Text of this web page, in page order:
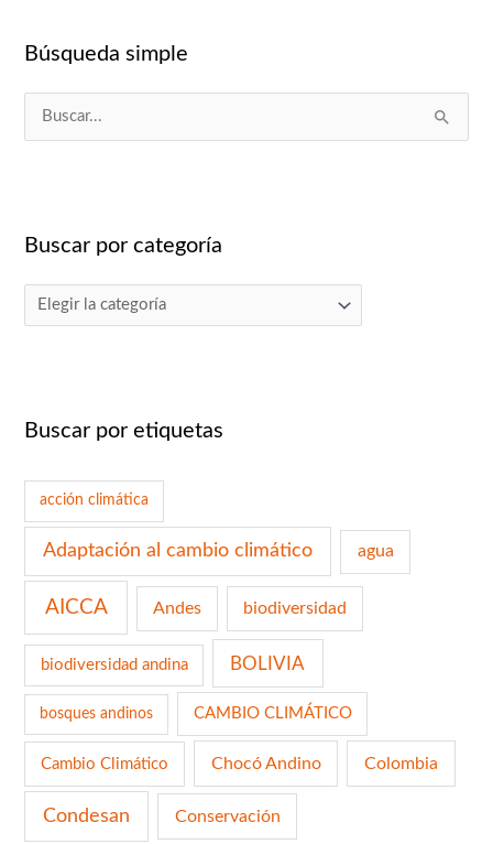
Búsqueda simple
a
r
Buscar por categoría
Buscar por etiquetas
acción climática
Adaptación al cambio climático agua
AICCA Andes biodiversidad
biodiversidad andina BOLIVIA
bosques andinos CAMBIO CLIMÁTICO
Cambio Climático Chocó Andino Colombia
Condesan Conservación